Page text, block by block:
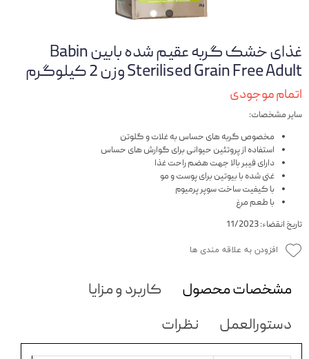
غذای خشک گربه عقیم شده بابین Babin
Sterilised Grain Free Adult وزن 2 کیلوگرم
اتمام موجودی
سایر مشخصات:
مخصوص گربه های حساس به غلات و گلوتن
استفاده از پروتئین حیوانی برای گوارش های حساس
دارای فیبر بالا جهت هضم راحت غذا
غنی شده با بیوتین برای پوست و مو
با کیفیت ساخت سوپر پرمیوم
با طعم مرغ
تاریخ انقضاء: 11/2023
افزودن به علاقه مندی ها
مشخصات محصول
کاربرد و مزایا
دستورالعمل
نظرات